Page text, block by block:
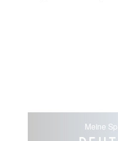
Meine